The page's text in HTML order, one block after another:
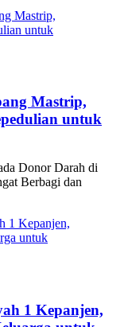
Mastrip,
untuk
Donor Darah di
Berbagi dan
1 Kepanjen,